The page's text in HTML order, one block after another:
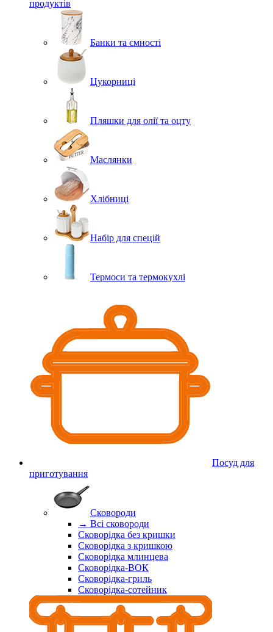
продуктів
Банки та ємності
Цукорниці
Пляшки для олії та оцту
Маслянки
Хлібниці
Набір для спецій
Термоси та термокухлі
Посуд для
приготування
Сковороди
→ Всі сковороди
Сковорідка без кришки
Сковорідка з кришкою
Сковорідка млинцева
Сковорідка-ВОК
Сковорідка-гриль
Сковорідка-сотейник